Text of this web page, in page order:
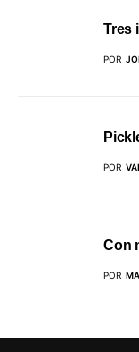
Tres
POR
POR
Con
POR